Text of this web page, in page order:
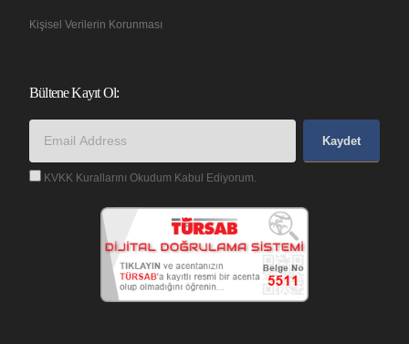
Kişisel Verilerin Korunması
Bültene Kayıt Ol:
Kaydet
KVKK Kurallarını Okudum Kabul Ediyorum.